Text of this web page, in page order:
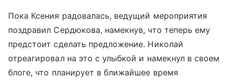
Пока Ксения радовалась, ведущий мероприятия
поздравил Сердюкова, намекнув, что теперь ему
предстоит сделать предложение. Николай
отреагировал на это с улыбкой и намекнул в своем
блоге, что планирует в ближайшее время